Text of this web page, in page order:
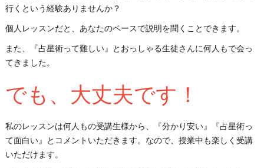
行くという経験ありませんか？
個人レッスンだと、あなたのペースで説明を聞くことできます。
また、『占星術って難しい』とおっしゃる生徒さんに何人もで会っ
てきました。
でも、大丈夫です！
私のレッスンは何人もの受講生様から、『分かり安い』『占星術っ
て面白い』とコメントいただきます。なので、授業中も楽しく受講
いただけます。